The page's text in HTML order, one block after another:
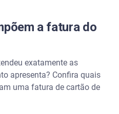
a fatura do
exatamente as
apresenta? Confira quais
uma fatura de cartão de